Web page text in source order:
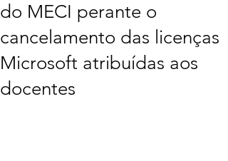
do MECI perante o
cancelamento das licenças
Microsoft atribuídas aos
docentes